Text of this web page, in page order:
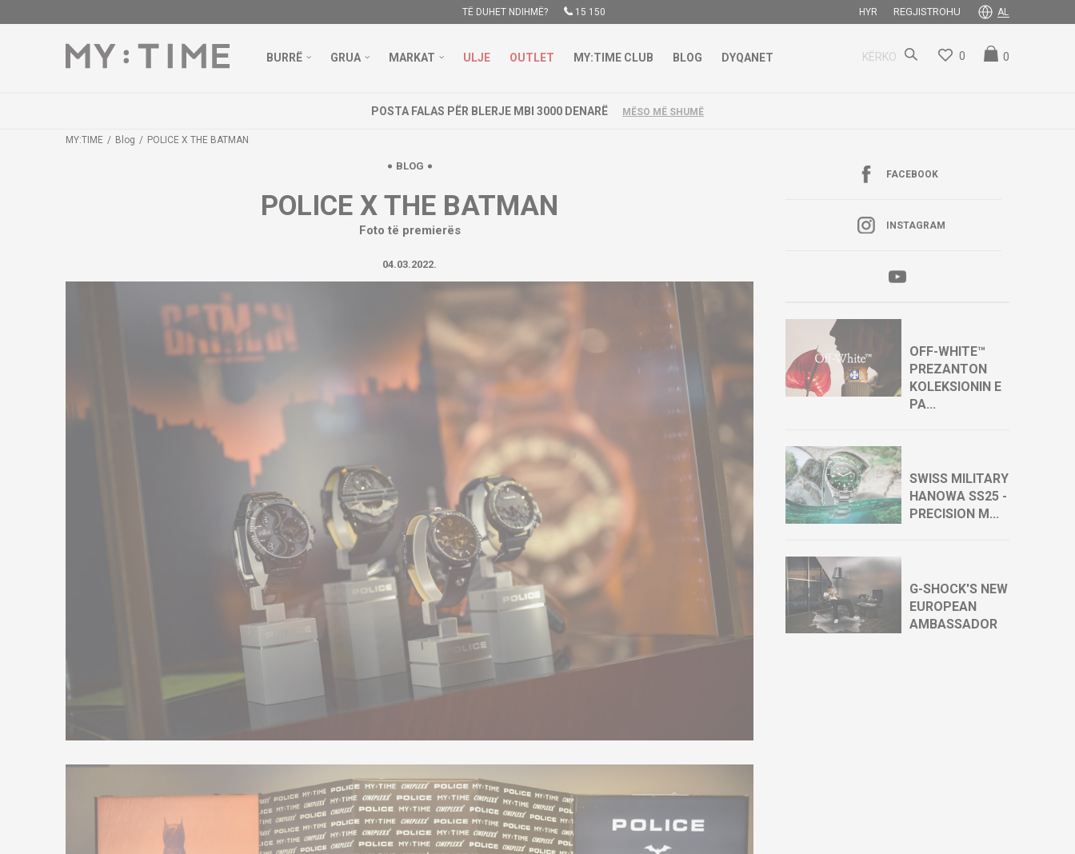
TË DUHET NDIHMË? 15 150 HYR REGJISTROHU AL
BURRË GRUA MARKAT ULJE OUTLET MY:TIME CLUB BLOG DYQANET KËRKO 0
0
LOKACIONI I RI NË GOSTIVAR MËSO MË SHUMË
MY:TIME Blog POLICE X THE BATMAN
BLOG
POLICE X THE BATMAN
Foto të premierës
04.03.2022.
FACEBOOK
INSTAGRAM
OFF-WHITE™
PREZANTON
KOLEKSIONIN E
PA...
SWISS MILITARY
HANOWA SS25 -
PRECISION M...
G-SHOCK'S NEW
EUROPEAN
AMBASSADOR